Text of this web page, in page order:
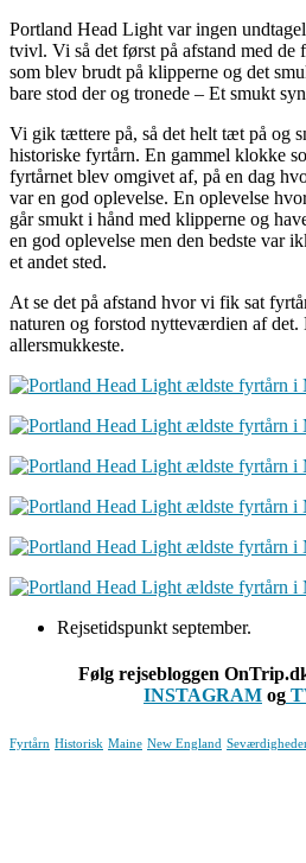
Portland Head Light var ingen
tvivl. Vi så det først på afstand med de
som blev brudt på klipperne og det
bare stod der og tronede – Et smukt
Vi gik tættere på, så det helt tæt på og
historiske fyrtårn. En gammel klokke
fyrtårnet blev omgivet af, på en dag
var en god oplevelse. En oplevelse
går smukt i hånd med klipperne og
en god oplevelse men den bedste var
et andet sted.
At se det på afstand hvor vi fik sat
naturen og forstod nytteværdien af det.
allersmukkeste.
Rejsetidspunkt september.
Følg rejsebloggen
INSTAGRAM og
Fyrtårn Historisk Maine New England